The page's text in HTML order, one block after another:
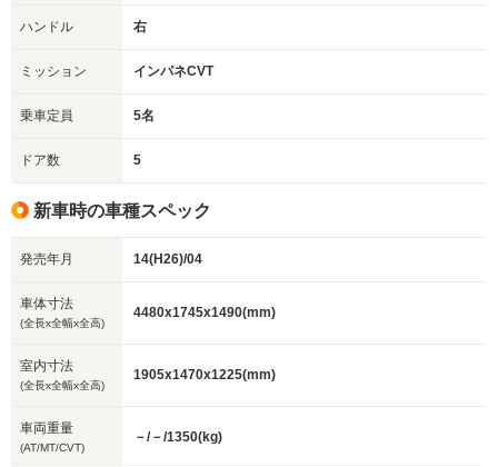
ハンドル 右
ミッション インパネCVT
乗車定員 5名
ドア数 5
新車時の車種スペック
発売年月 14(H26)/04
車体寸法
(全長x全幅x全高)
4480x1745x1490(mm)
室内寸法
(全長x全幅x全高)
1905x1470x1225(mm)
車両重量
(AT/MT/CVT)
－/－/1350(kg)